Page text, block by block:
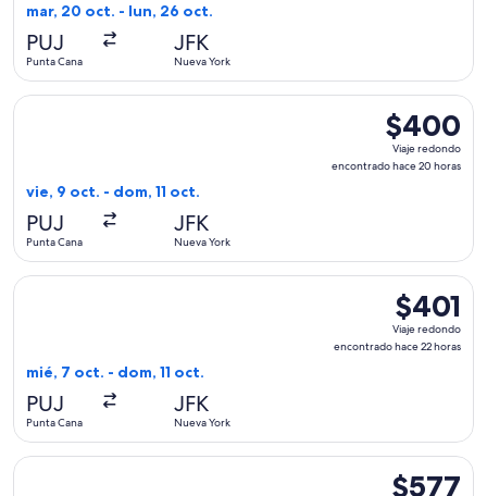
mar, 20 oct. - lun, 26 oct.
PUJ
Punta Cana
JFK
Nueva York
$400
Viaje
redondo,
$400
Viaje redondo
encontrado hace 20 horas
vie, 9 oct. - dom, 11 oct.
PUJ
Punta Cana
JFK
Nueva York
Seleccionar vuelo de JetBlue Airways, con salida el vie, 9
$401
Viaje
redondo,
$401
Viaje redondo
encontrado hace 22 horas
mié, 7 oct. - dom, 11 oct.
PUJ
Punta Cana
JFK
Nueva York
Seleccionar vuelo de Delta, con salida el mié, 7 oct. desde
$577
$577
Seleccionar vuelo de American Airlines, con salida el jue, 5